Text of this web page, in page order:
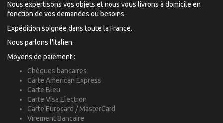
Nous expertisons vos objets et nous vous livrons à domicile en
fonction de vos demandes ou besoins.
Expédition soignée dans toute la France.
Nous parlons l'italien.
Moyens de paiement :
Chèques bancaires
Carte American Express
Carte Bleu
Carte Visa Electron
Carte Eurocard / MasterCard
Virement Bancaire